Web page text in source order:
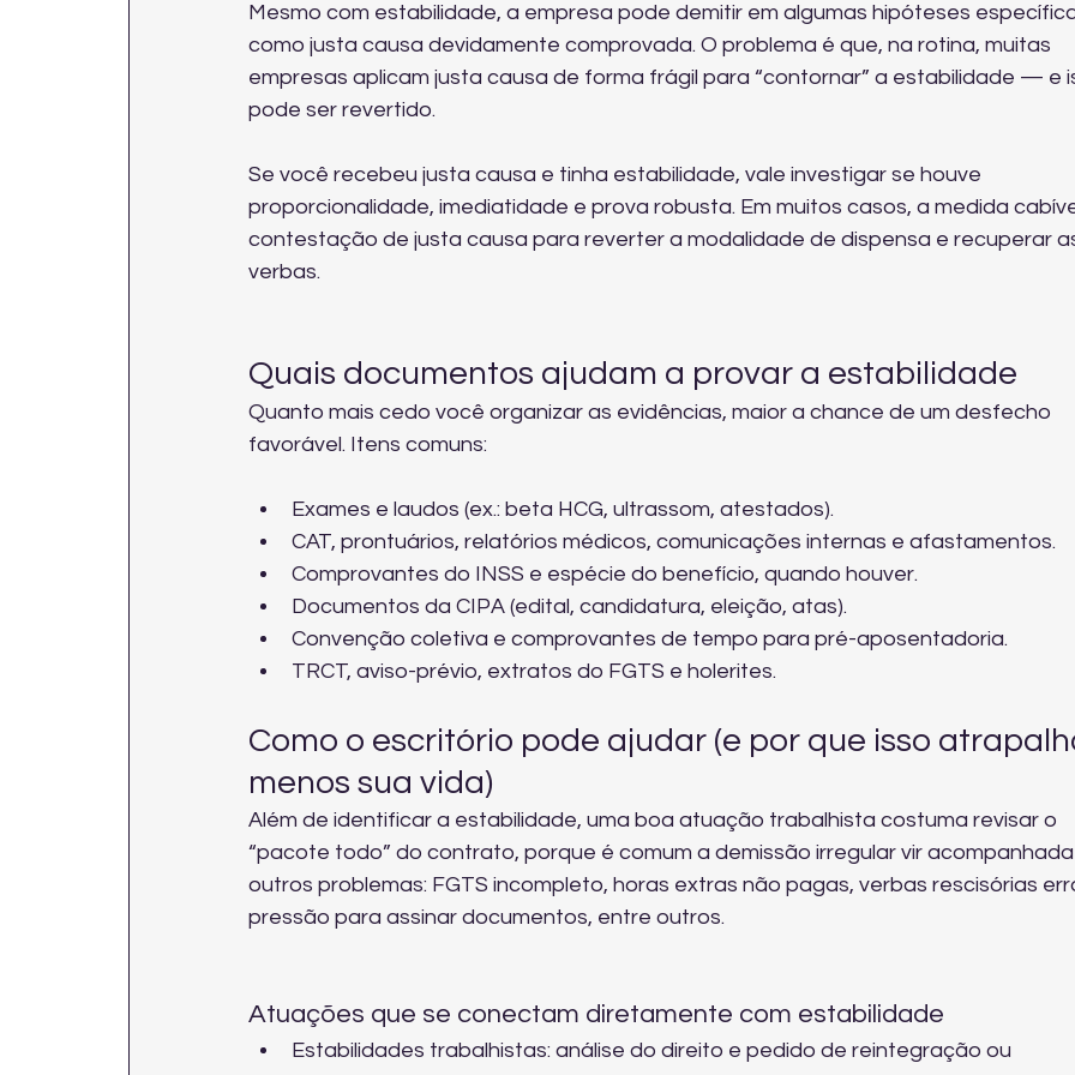
Mesmo com estabilidade, a empresa pode demitir em algumas hipóteses
como justa causa devidamente comprovada. O problema é que, na rotina, muitas
empresas aplicam justa causa de forma frágil para “contornar” a estabilidade — e
pode ser revertido.
Se você recebeu justa causa e tinha estabilidade, vale investigar se houve
proporcionalidade, imediatidade e prova robusta. Em muitos casos, a medida
contestação de justa causa para reverter a modalidade de dispensa e recuperar
verbas.
Quais documentos ajudam a provar a estabilidade
Quanto mais cedo você organizar as evidências, maior a chance de um desfecho
favorável. Itens comuns:
Exames e laudos (ex.: beta HCG, ultrassom, atestados).
CAT, prontuários, relatórios médicos, comunicações internas e afastamentos.
Comprovantes do INSS e espécie do benefício, quando houver.
Documentos da CIPA (edital, candidatura, eleição, atas).
Convenção coletiva e comprovantes de tempo para pré-aposentadoria.
TRCT, aviso-prévio, extratos do FGTS e holerites.
Como o escritório pode ajudar (e por que isso
menos sua vida)
Além de identificar a estabilidade, uma boa atuação trabalhista costuma revisar o
“pacote todo” do contrato, porque é comum a demissão irregular vir
outros problemas: FGTS incompleto, horas extras não pagas, verbas rescisórias
pressão para assinar documentos, entre outros.
Atuações que se conectam diretamente com estabilidade
Estabilidades trabalhistas: análise do direito e pedido de reintegração ou